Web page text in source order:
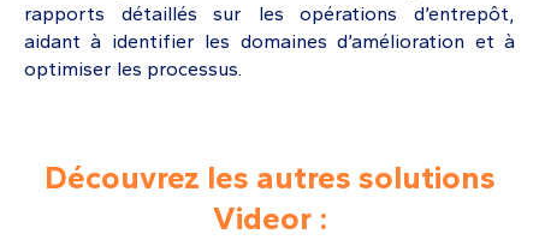
rapports détaillés sur les opérations d’entrepôt,
aidant à identifier les domaines d’amélioration et à
optimiser les processus.
Découvrez les autres solutions
Videor :